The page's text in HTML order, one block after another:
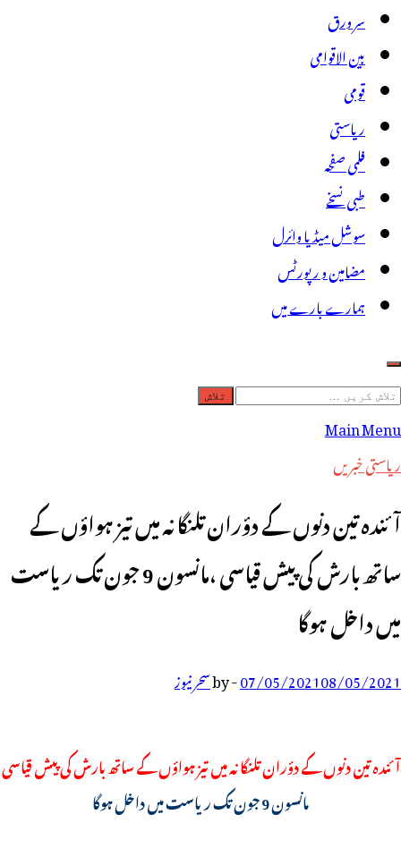
سر ورق
بین الاقوامی
قومی
ریاستی
فلمی صفحہ
طبی نسخے
سوشل میڈیا وائرل
مضامین و رپورٹس
ہمارے بارے میں
تلاش
کریں
برائے:
Main Menu
ریاستی خبریں
آئندہ تین دنوں کے دؤران تلنگانہ میں تیز ہواؤں کے
ساتھ بارش کی پیش قیاسی ،مانسون 9 جون تک ریاست
میں داخل ہوگا
07/05/202108/05/2021
-
byسحر نیوز
آئندہ تین دنوں کے دؤران تلنگانہ میں تیز ہواؤں کے ساتھ بارش کی پیش قیاسی
مانسون 9 جون تک ریاست میں داخل ہوگا